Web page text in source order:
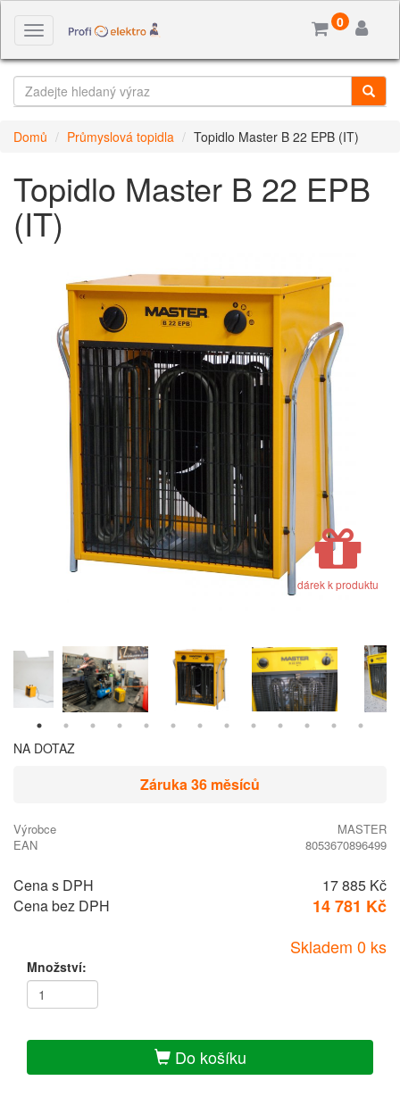
Toggle
0
Domů Průmyslová topidla Topidlo Master B 22 EPB (IT)
Topidlo Master B 22 EPB
(IT)
dárek k produktu
NA DOTAZ
Záruka 36 měsíců
Výrobce
MASTER
EAN
8053670896499
Cena s DPH
17 885 Kč
Cena bez DPH
14 781 Kč
Skladem 0 ks
Množství:
Do košíku